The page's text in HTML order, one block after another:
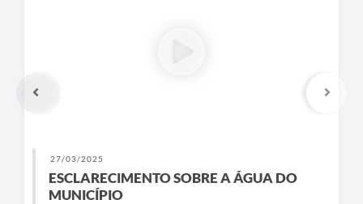
27/03/2025
ESCLARECIMENTO SOBRE A ÁGUA DO
MUNICÍPIO